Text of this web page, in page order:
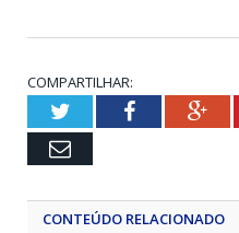
COMPARTILHAR:
TwitterFacebook
Email
CONTEÚDO RELACIONADO